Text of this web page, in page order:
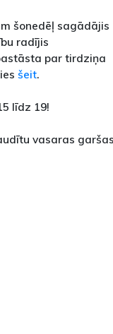
šonedēļ sagādājis
radījis
par tirdziņa
šeit.
līdz 19!
vasaras garšas